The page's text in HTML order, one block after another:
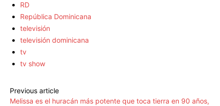
RD
República Dominicana
televisión
televisión dominicana
tv
tv show
Previous article
Melissa es el huracán más potente que toca tierra en 90 años,